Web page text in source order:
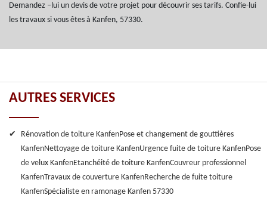
Demandez –lui un devis de votre projet pour découvrir ses tarifs. Confie-lui
les travaux si vous êtes à Kanfen, 57330.
AUTRES SERVICES
Rénovation de toiture KanfenPose et changement de gouttières
KanfenNettoyage de toiture KanfenUrgence fuite de toiture KanfenPose
de velux KanfenEtanchéité de toiture KanfenCouvreur professionnel
KanfenTravaux de couverture KanfenRecherche de fuite toiture
KanfenSpécialiste en ramonage Kanfen 57330